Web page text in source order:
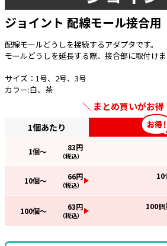
スイッチ・コンセント（配線器具）
PF管/FEP管/CD管/情報線保護管
ボックス・ビニル電線管付属品・引き込
みカバー
工具関連
暑さ対策
販売終了品
ジョイント 配線モール接合用
配線モールどうしを接続するアダプタです。
モールどうしを延長する際、接合部に取付けま
サイズ：1号、2号、3号
カラー:白、茶
まとめ買いがお得
1個あたり
1個～ 83円
（税込）
10個～ 66円
（税込）
10
100個～ 63円
（税込）
100個